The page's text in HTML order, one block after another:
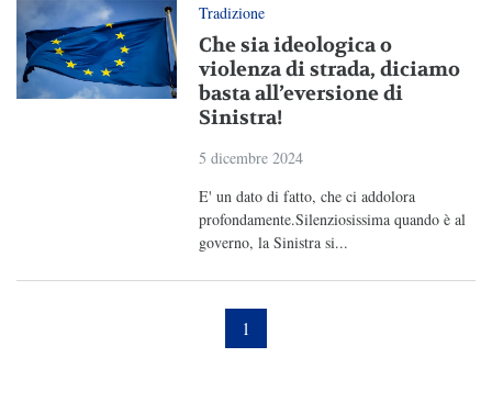
Tradizione
Che sia ideologica o
violenza di strada, diciamo
basta all’eversione di
Sinistra!
5 dicembre 2024
E' un dato di fatto, che ci addolora
profondamente.Silenziosissima quando è al
governo, la Sinistra si...
1